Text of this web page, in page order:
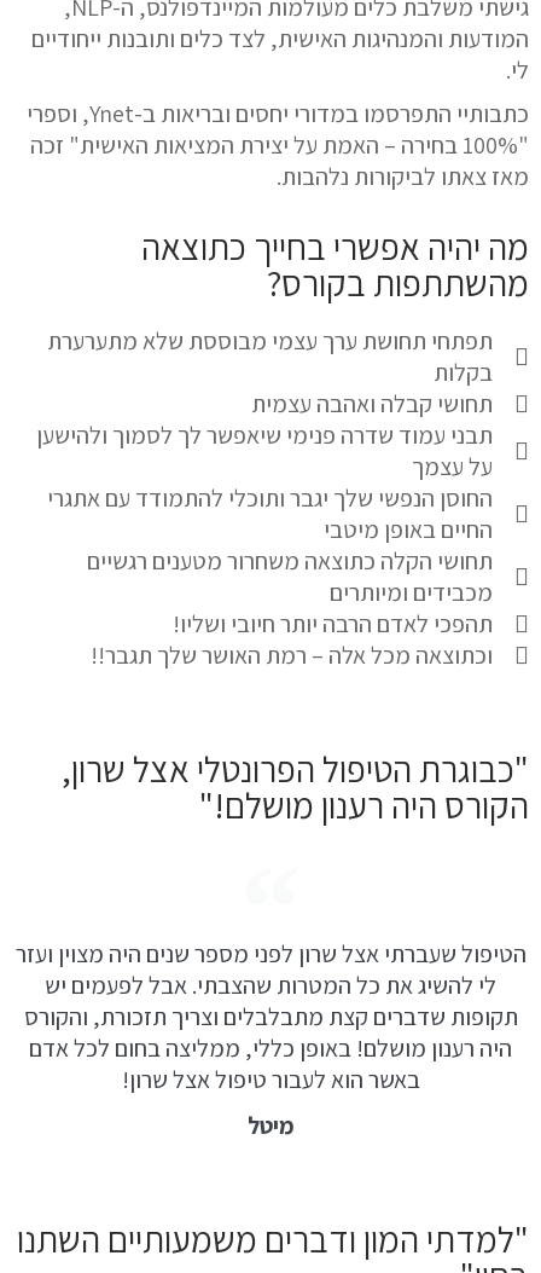
גישתי משלבת כלים מעולמות המיינדפולנס, ה-NLP,
המודעות והמנהיגות האישית, לצד כלים ותובנות ייחודיים
לי.
כתבותיי התפרסמו במדורי יחסים ובריאות ב-Ynet, וספרי
"100% בחירה – האמת על יצירת המציאות האישית" זכה
מאז צאתו לביקורות נלהבות.
מה יהיה אפשרי בחייך כתוצאה
מהשתתפות בקורס?
תפתחי תחושת ערך עצמי מבוססת שלא מתערערת
בקלות
תחושי קבלה ואהבה עצמית
תבני עמוד שדרה פנימי שיאפשר לך לסמוך ולהישען
על עצמך
החוסן הנפשי שלך יגבר ותוכלי להתמודד עם אתגרי
החיים באופן מיטבי
תחושי הקלה כתוצאה משחרור מטענים רגשיים
מכבידים ומיותרים
תהפכי לאדם הרבה יותר חיובי ושליו!
וכתוצאה מכל אלה – רמת האושר שלך תגבר!!
"כבוגרת הטיפול הפרונטלי אצל שרון,
הקורס היה רענון מושלם!"
הטיפול שעברתי אצל שרון לפני מספר שנים היה מצוין ועזר
לי להשיג את כל המטרות שהצבתי. אבל לפעמים יש
תקופות שדברים קצת מתבלבלים וצריך תזכורת, והקורס
היה רענון מושלם! באופן כללי, ממליצה בחום לכל אדם
באשר הוא לעבור טיפול אצל שרון!
מיטל
"למדתי המון ודברים משמעותיים השתנו